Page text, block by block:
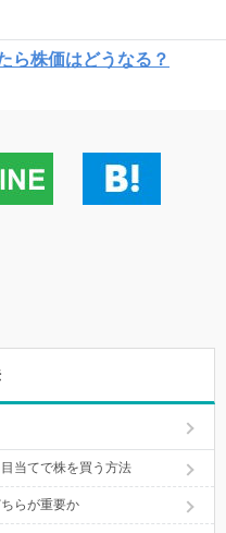
ら株価はどうなる？
当てで株を買う方法
らが重要か